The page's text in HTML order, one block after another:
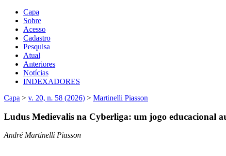
Capa
Sobre
Acesso
Cadastro
Pesquisa
Atual
Anteriores
Notícias
INDEXADORES
Capa > v. 20, n. 58 (2026) > Martinelli Piasson
Ludus Medievalis na Cyberliga: um jogo educacional
André Martinelli Piasson